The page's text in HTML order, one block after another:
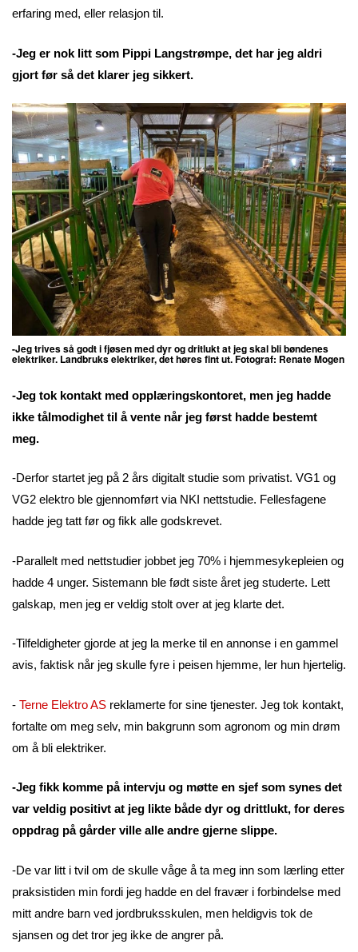
erfaring med, eller relasjon til.
-Jeg er nok litt som Pippi Langstrømpe, det har jeg aldri
gjort før så det klarer jeg sikkert.
-Jeg trives så godt i fjøsen med dyr og dritlukt at jeg skal bli bøndenes
elektriker. Landbruks elektriker, det høres fint ut. Fotograf: Renate Mogen
-Jeg tok kontakt med opplæringskontoret, men jeg hadde
ikke tålmodighet til å vente når jeg først hadde bestemt
meg.
-Derfor startet jeg på 2 års digitalt studie som privatist. VG1 og
VG2 elektro ble gjennomført via NKI nettstudie. Fellesfagene
hadde jeg tatt før og fikk alle godskrevet.
-Parallelt med nettstudier jobbet jeg 70% i hjemmesykepleien og
hadde 4 unger. Sistemann ble født siste året jeg studerte. Lett
galskap, men jeg er veldig stolt over at jeg klarte det.
-Tilfeldigheter gjorde at jeg la merke til en annonse i en gammel
avis, faktisk når jeg skulle fyre i peisen hjemme, ler hun hjertelig.
- Terne Elektro AS reklamerte for sine tjenester. Jeg tok kontakt,
fortalte om meg selv, min bakgrunn som agronom og min drøm
om å bli elektriker.
-Jeg fikk komme på intervju og møtte en sjef som synes det
var veldig positivt at jeg likte både dyr og drittlukt, for deres
oppdrag på gårder ville alle andre gjerne slippe.
-De var litt i tvil om de skulle våge å ta meg inn som lærling etter
praksistiden min fordi jeg hadde en del fravær i forbindelse med
mitt andre barn ved jordbruksskulen, men heldigvis tok de
sjansen og det tror jeg ikke de angrer på.